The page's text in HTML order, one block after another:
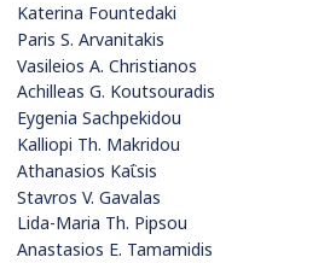
Katerina Fountedaki
Paris S. Arvanitakis
Vasileios A. Christianos
Achilleas G. Koutsouradis
Eygenia Sachpekidou
Kalliopi Th. Makridou
Athanasios Kaΐsis
Stavros V. Gavalas
Lida-Maria Th. Pipsou
Anastasios E. Tamamidis